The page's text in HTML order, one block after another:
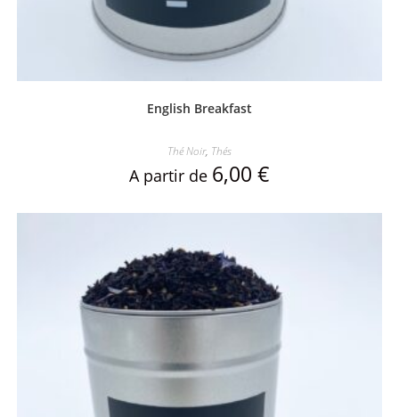
English Breakfast
Thé Noir, Thés
A partir de 6,00 €